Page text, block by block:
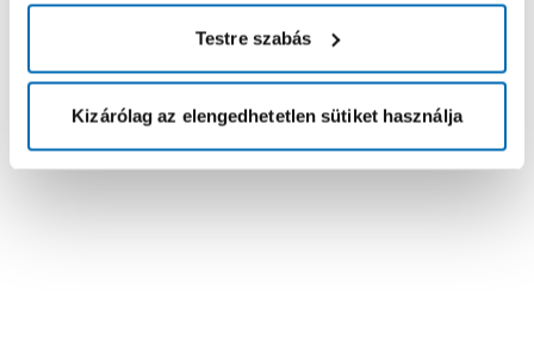
Testre szabás
Kizárólag az elengedhetetlen sütiket használja